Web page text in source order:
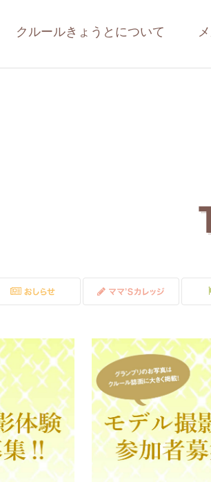
クルールきょうとについて